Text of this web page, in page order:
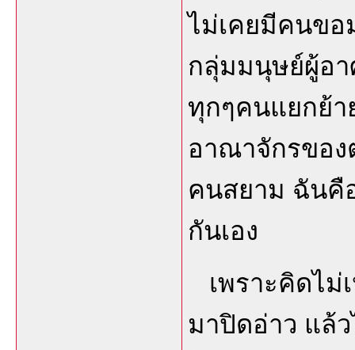
ไม่เคยมีคนขอ
กลุ่มมนุษย์ผู้อ
ทุกๆคนแยกย้า
อาณาจักรขอ
คนสยาม ฉันคื
กันเอง
เพราะคิดไม่
มาปิดอ่าว แล้